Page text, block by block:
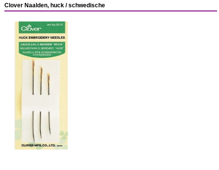
Clover Naalden, huck / schwedische